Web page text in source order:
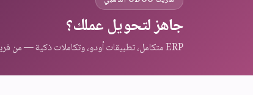
جاهز لتحويل عملك؟
ERP متكامل، تطبيقات أودو، وتكاملات ذكية — من فريق يثق به عملاء المنطقة.